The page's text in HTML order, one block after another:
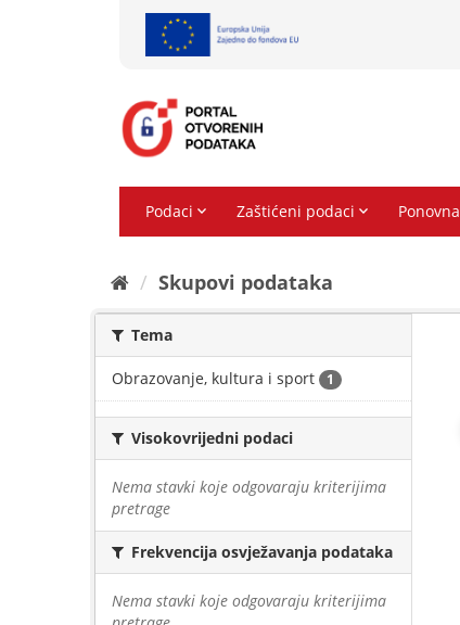
Skupovi podаtаkа
Tema
Obrazovanje, kultura i sport 1
Visokovrijedni podaci
Nema stavki koje odgovaraju kriterijima
pretrage
Frekvencija osvježavanja podataka
Nema stavki koje odgovaraju kriterijima